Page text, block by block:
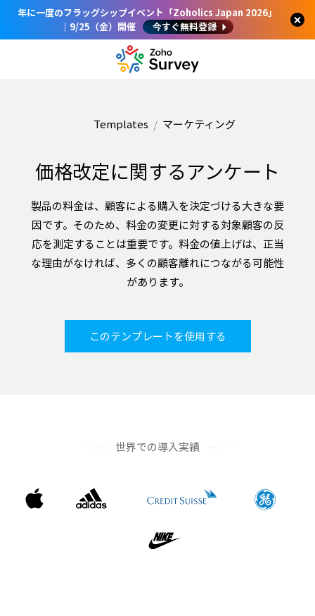
年に一度のフラッグシップイベント「Zoholics Japan 2026」
｜9/25（金）開催
今すぐ無料登録
Templates マーケティング
価格改定に関するアンケート
製品の料金は、顧客による購入を決定づける大きな要
因です。そのため、料金の変更に対する対象顧客の反
応を測定することは重要です。料金の値上げは、正当
な理由がなければ、多くの顧客離れにつながる可能性
があります。
このテンプレートを使用する
世界での導入実績